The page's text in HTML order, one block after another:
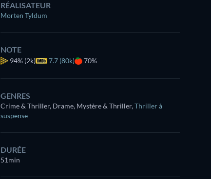
RÉALISATEUR
Morten Tyldum
NOTE
94% (2k) 7.7 (80k) 70%
GENRES
Crime & Thriller, Drame, Mystère & Thriller,Thriller à
suspense
DURÉE
51min